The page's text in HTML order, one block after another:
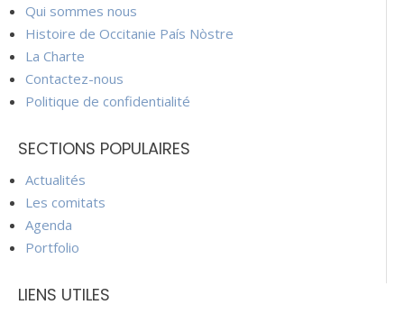
Qui sommes nous
Histoire de Occitanie País Nòstre
La Charte
Contactez-nous
Politique de confidentialité
SECTIONS POPULAIRES
Actualités
Les comitats
Agenda
Portfolio
LIENS UTILES